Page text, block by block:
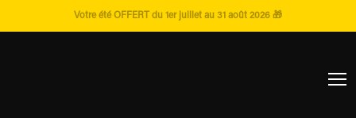
Votre été OFFERT du 1er juillet au 31 août 2026 🎁